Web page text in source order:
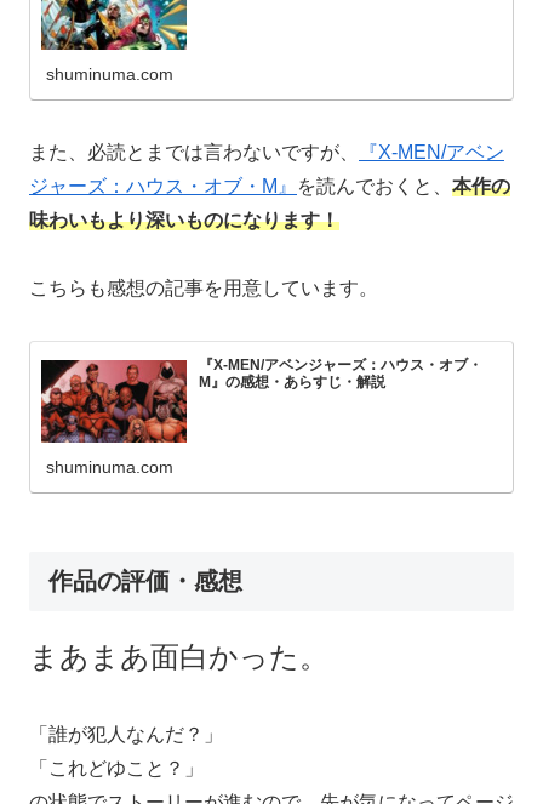
shuminuma.com
また、必読とまでは言わないですが、
『X-MEN/アベン
ジャーズ：ハウス・オブ・M』
を読んでおくと、 本作の
味わいもより深いものになります！
こちらも感想の記事を用意しています。
『X-MEN/アベンジャーズ：ハウス・オブ・
M』の感想・あらすじ・解説
shuminuma.com
作品の評価・感想
まあまあ面白かった。
「誰が犯人なんだ？」
「これどゆこと？」